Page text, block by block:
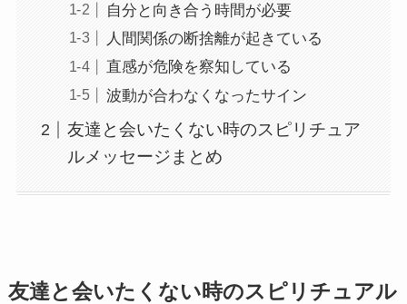
自分と向き合う時間が必要
人間関係の断捨離が起きている
直感が危険を察知している
波動が合わなくなったサイン
友達と会いたくない時のスピリチュア
ルメッセージまとめ
友達と会いたくない時のスピリチュアル